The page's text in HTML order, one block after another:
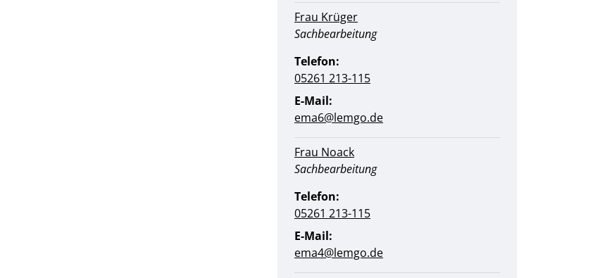
Frau Krüger
Position:
Sachbearbeitung
Telefon:
05261 213-115
E-Mail:
ema6@lemgo.de
Frau Noack
Position:
Sachbearbeitung
Telefon:
05261 213-115
E-Mail:
ema4@lemgo.de